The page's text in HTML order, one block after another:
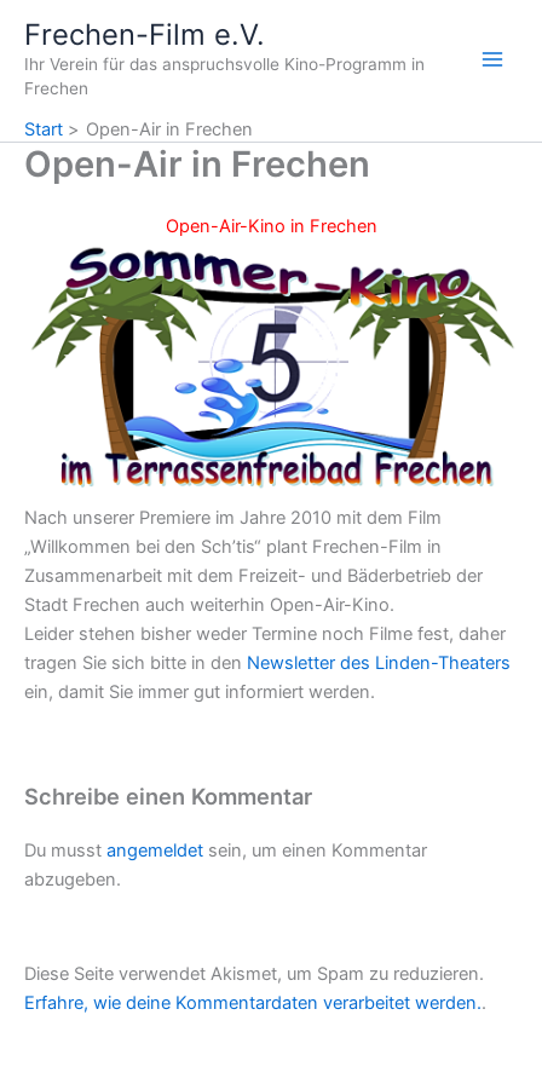
Inhalt
springen
Frechen-Film e.V.
Ihr Verein für das anspruchsvolle Kino-Programm in
Frechen
Start Open-Air in Frechen
Open-Air in Frechen
Open-Air-Kino in Frechen
Nach unserer Premiere im Jahre 2010 mit dem Film
„Willkommen bei den Sch’tis“ plant Frechen-Film in
Zusammenarbeit mit dem Freizeit- und Bäderbetrieb der
Stadt Frechen auch weiterhin Open-Air-Kino.
Leider stehen bisher weder Termine noch Filme fest, daher
tragen Sie sich bitte in den Newsletter des Linden-Theaters
ein, damit Sie immer gut informiert werden.
Schreibe einen Kommentar
Du musst angemeldet sein, um einen Kommentar
abzugeben.
Diese Seite verwendet Akismet, um Spam zu reduzieren.
Erfahre, wie deine Kommentardaten verarbeitet werden..